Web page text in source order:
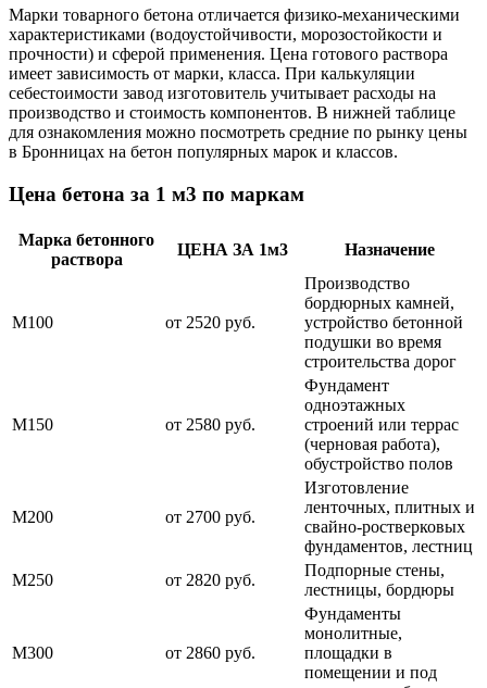
Марки товарного бетона отличается физико-механическими
характеристиками (водоустойчивости, морозостойкости и
прочности) и сферой применения. Цена готового раствора
имеет зависимость от марки, класса. При калькуляции
себестоимости завод изготовитель учитывает расходы на
производство и стоимость компонентов. В нижней таблице
для ознакомления можно посмотреть средние по рынку цены
в Бронницах на бетон популярных марок и классов.
Цена бетона за 1 м3 по маркам
Марка бетонного
раствора
ЦЕНА ЗА 1м3 Назначение
М100 от 2520 руб.
Производство
бордюрных камней,
устройство бетонной
подушки во время
строительства дорог
М150 от 2580 руб.
Фундамент
одноэтажных
строений или террас
(черновая работа),
обустройство полов
М200 от 2700 руб.
Изготовление
ленточных, плитных и
свайно-ростверковых
фундаментов, лестниц
М250
от 2820 руб.
Подпорные стены,
лестницы, бордюры
М300 от 2860 руб.
Фундаменты
монолитные,
площадки в
помещении и под